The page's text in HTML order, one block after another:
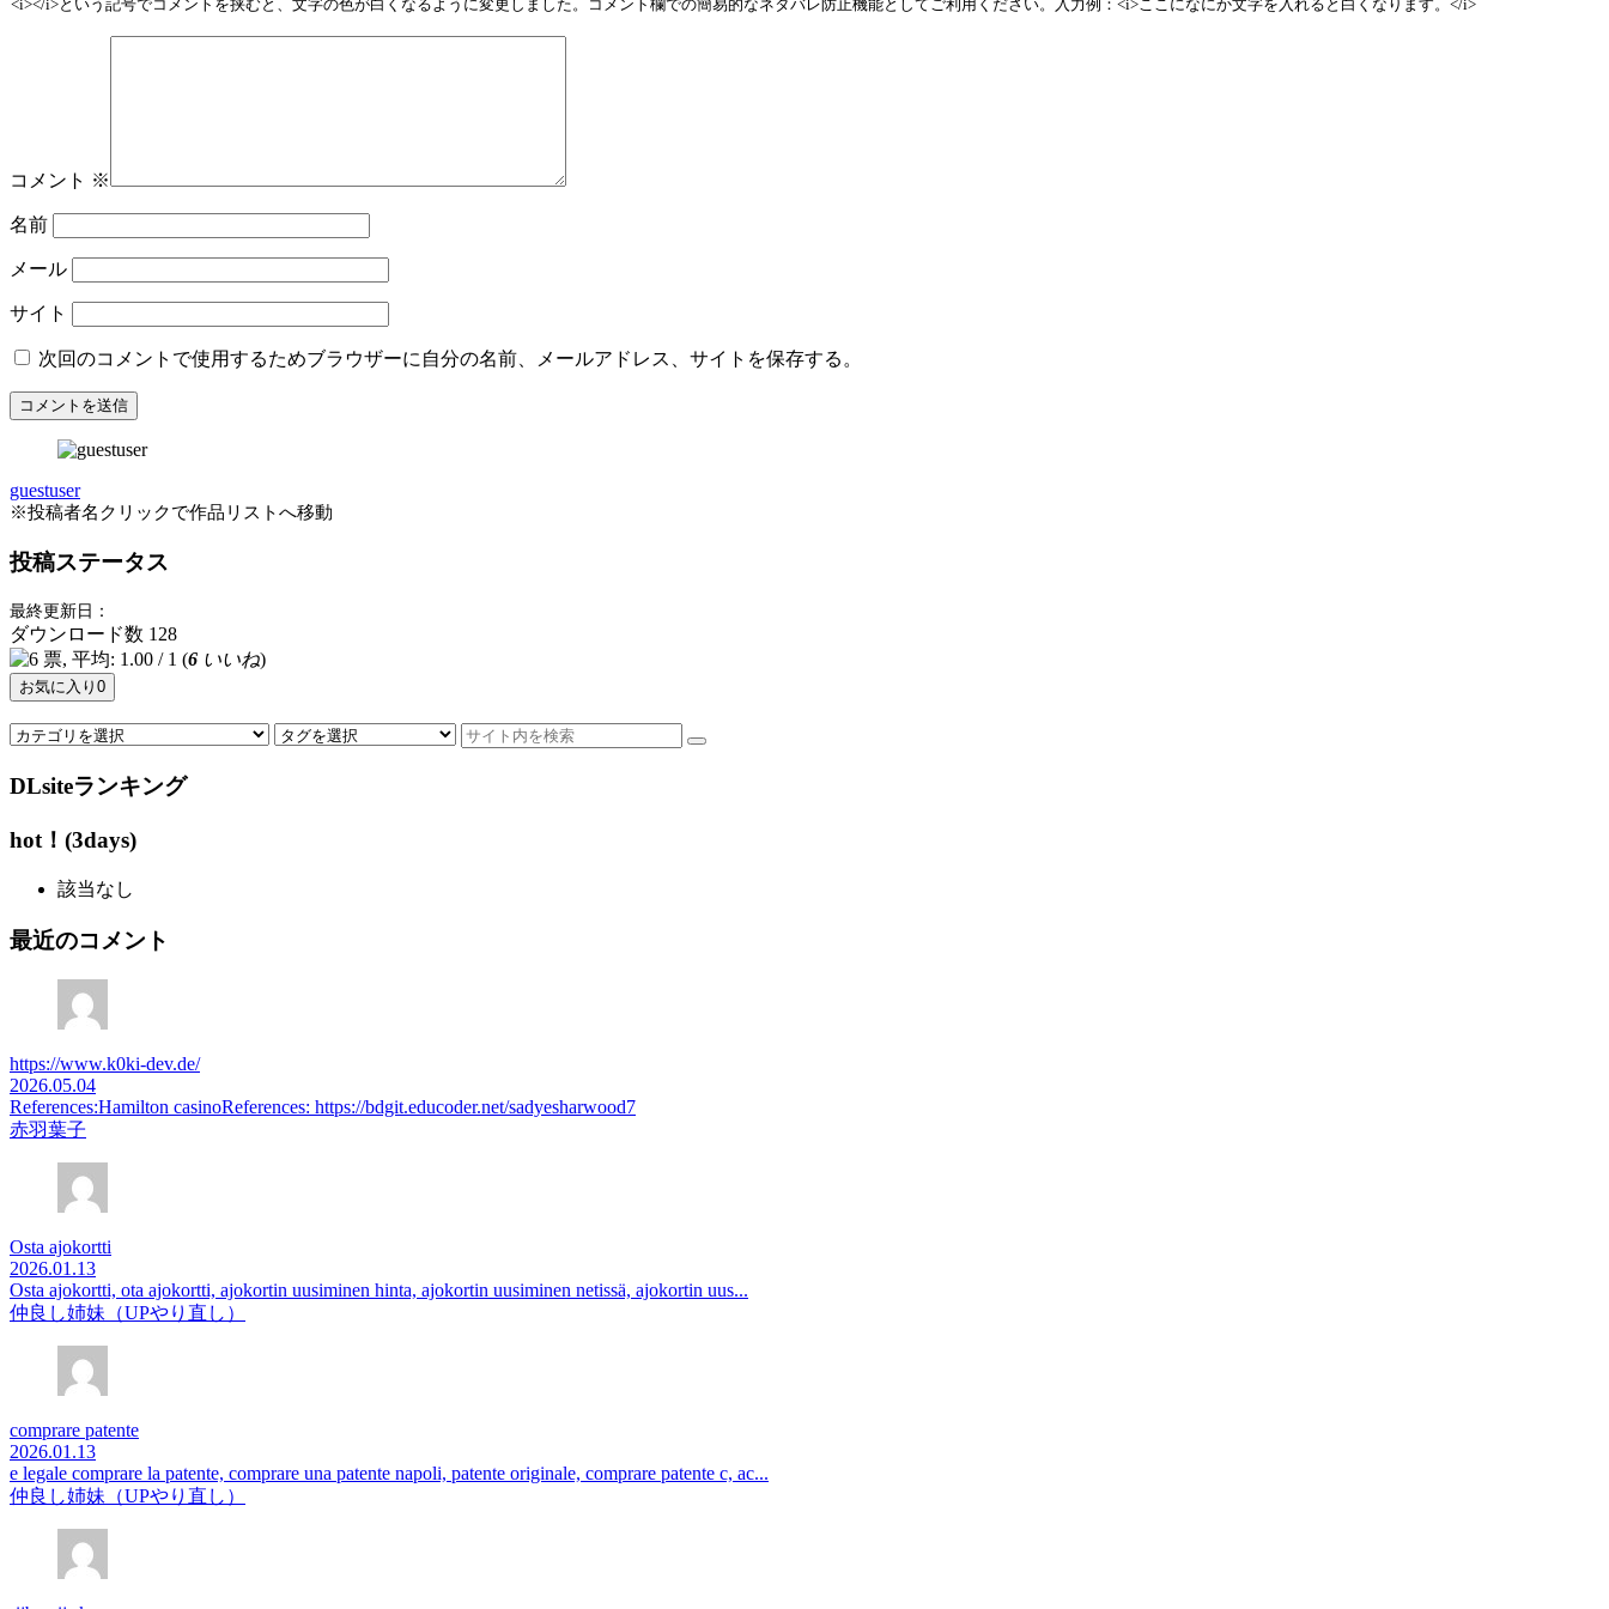
<i></i>という記号でコメントを挟むと、文字の色が白くなるように変更しました。コメント欄での簡易的なネタバレ防止機能としてご利用ください。入力例：<i>ここになにか文字を入れると白くなります。</i>
コメント ※
名前
メール
サイト
次回のコメントで使用するためブラウザーに自分の名前、メールアドレス、サイトを保存する。
guestuser
※投稿者名クリックで作品リストへ移動
投稿ステータス
最終更新日：
ダウンロード数 128
(6 いいね)
お気に入り 0
DLsiteランキング
hot！(3days)
該当なし
最近のコメント
https://www.k0ki-dev.de/
2026.05.04
References:Hamilton casinoReferences: https://bdgit.educoder.net/sadyesharwood7
赤羽葉子
Osta ajokortti
2026.01.13
Osta ajokortti, ota ajokortti, ajokortin uusiminen hinta, ajokortin uusiminen netissä, ajokortin uus...
仲良し姉妹（UPやり直し）
comprare patente
2026.01.13
e legale comprare la patente, comprare una patente napoli, patente originale, comprare patente c, ac...
仲良し姉妹（UPやり直し）